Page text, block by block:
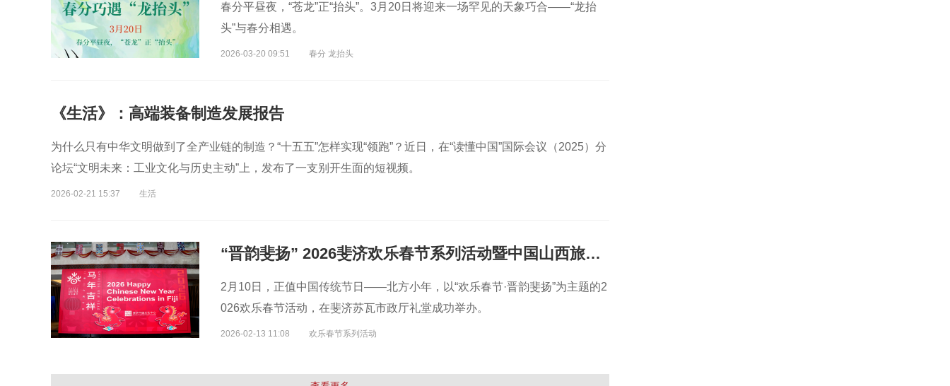
春分平昼夜，“苍龙”正“抬头”。3月20日将迎来一场罕见的天象巧合——“龙抬
头”与春分相遇。
2026-03-20 09:51 春分 龙抬头
《生活》：高端装备制造发展报告
为什么只有中华文明做到了全产业链的制造？“十五五”怎样实现“领跑”？近日，在“读懂中国”国际会议（2025）分
论坛“文明未来：工业文化与历史主动”上，发布了一支别开生面的短视频。
2026-02-21 15:37 生活
“晋韵斐扬” 2026斐济欢乐春节系列活动暨中国山西旅游文化推广年启动仪式成功举办
2月10日，正值中国传统节日——北方小年，以“欢乐春节·晋韵斐扬”为主题的2
026欢乐春节活动，在斐济苏瓦市政厅礼堂成功举办。
2026-02-13 11:08 欢乐春节系列活动